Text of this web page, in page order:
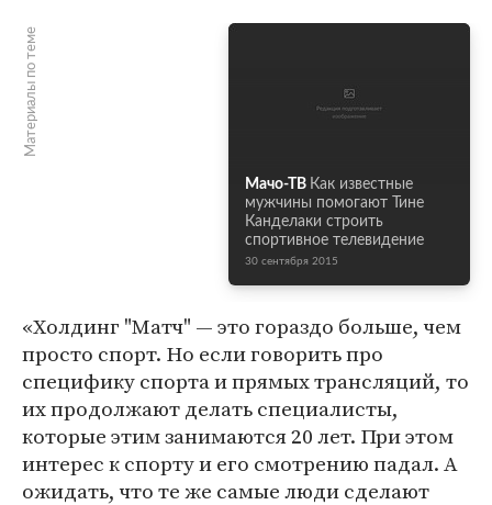
Материалы по теме
Мачо-ТВ Как известные
мужчины помогают Тине
Канделаки строить
спортивное телевидение
30 сентября 2015
«Холдинг "Матч" — это гораздо больше, чем
просто спорт. Но если говорить про
специфику спорта и прямых трансляций, то
их продолжают делать специалисты,
которые этим занимаются 20 лет. При этом
интерес к спорту и его смотрению падал. А
ожидать, что те же самые люди сделают